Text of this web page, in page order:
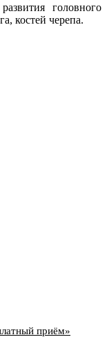
головного
костей черепа.
приём»